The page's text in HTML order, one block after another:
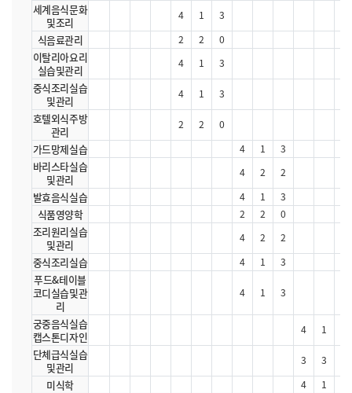
세계음식문화
및조리
4 1 3
식음료관리 2 2 0
이탈리아요리
실습및관리
4 1 3
중식조리실습
및관리
4 1 3
호텔외식주방
관리
2 2 0
가드망제실습 4 1 3
바리스타실습
및관리
4 2 2
발효음식실습 4 1 3
식품영양학 2 2 0
조리원리실습
및관리
4 2 2
중식조리실습 4 1 3
푸드&테이블
코디실습및관
리
4 1 3
궁중음식실습
캡스톤디자인
4 1
단체급식실습
및관리
3 3
미식학 4 1